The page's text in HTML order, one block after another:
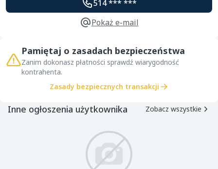
514 *** ***
Pokaż e-mail
Pamiętaj o zasadach bezpieczeństwa
Zanim dokonasz płatności sprawdź wiarygodność
kontrahenta.
Zasady bezpiecznych transakcji
Inne ogłoszenia użytkownika Zobacz wszystkie